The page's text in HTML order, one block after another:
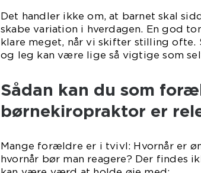
Det handler ikke om, at barnet skal
skabe variation i hverdagen. En god
klare meget, når vi skifter stilling
og leg kan være lige så vigtige som
Sådan kan du som
børnekiropraktor er
Mange forældre er i tvivl: Hvornår er
hvornår bør man reagere? Der findes